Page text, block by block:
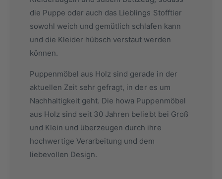
die Puppe oder auch das Lieblings Stofftier
sowohl weich und gemütlich schlafen kann
und die Kleider hübsch verstaut werden
können.
Puppenmöbel aus Holz sind gerade in der
aktuellen Zeit sehr gefragt, in der es um
Nachhaltigkeit geht. Die howa Puppenmöbel
aus Holz sind seit 30 Jahren beliebt bei Groß
und Klein und überzeugen durch ihre
hochwertige Verarbeitung und dem
liebevollen Design.